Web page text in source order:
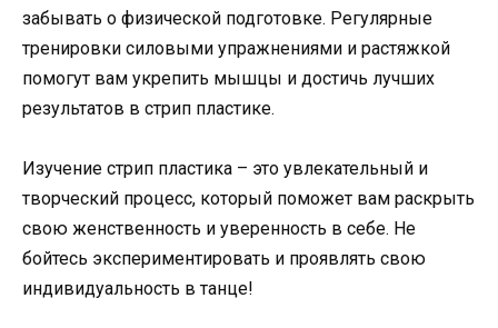
забывать о физической подготовке. Регулярные
тренировки силовыми упражнениями и растяжкой
помогут вам укрепить мышцы и достичь лучших
результатов в стрип пластике.
Изучение стрип пластика – это увлекательный и
творческий процесс, который поможет вам раскрыть
свою женственность и уверенность в себе. Не
бойтесь экспериментировать и проявлять свою
индивидуальность в танце!